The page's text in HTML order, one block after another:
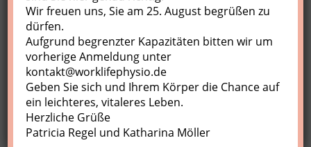
Meine Buchungen
Abmelden
Wir freuen uns, Sie am 25. August begrüßen zu
dürfen.
Aufgrund begrenzter Kapazitäten bitten wir um
vorherige Anmeldung unter
kontakt@worklifephysio.de
Geben Sie sich und Ihrem Körper die Chance auf
ein leichteres, vitaleres Leben.
Herzliche Grüße
Patricia Regel und Katharina Möller